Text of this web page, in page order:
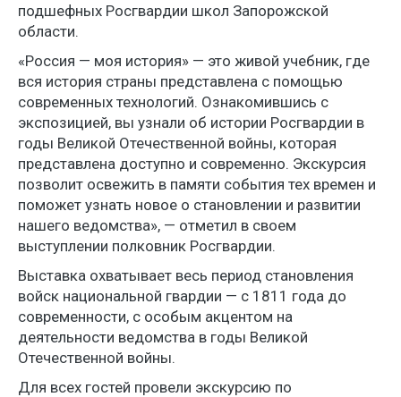
подшефных Росгвардии школ Запорожской
области.
«Россия — моя история» — это живой учебник, где
вся история страны представлена с помощью
современных технологий. Ознакомившись с
экспозицией, вы узнали об истории Росгвардии в
годы Великой Отечественной войны, которая
представлена доступно и современно. Экскурсия
позволит освежить в памяти события тех времен и
поможет узнать новое о становлении и развитии
нашего ведомства», — отметил в своем
выступлении полковник Росгвардии.
Выставка охватывает весь период становления
войск национальной гвардии — с 1811 года до
современности, с особым акцентом на
деятельности ведомства в годы Великой
Отечественной войны.
Для всех гостей провели экскурсию по